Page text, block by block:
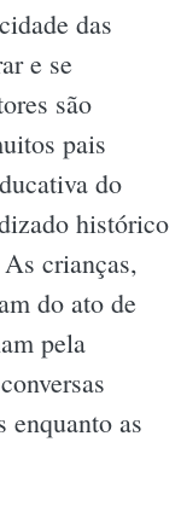
das
e se
são
pais
do
histórico
crianças,
do ato de
pela
enquanto as